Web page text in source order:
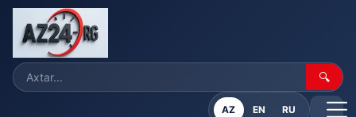
🔍
AZ EN RU